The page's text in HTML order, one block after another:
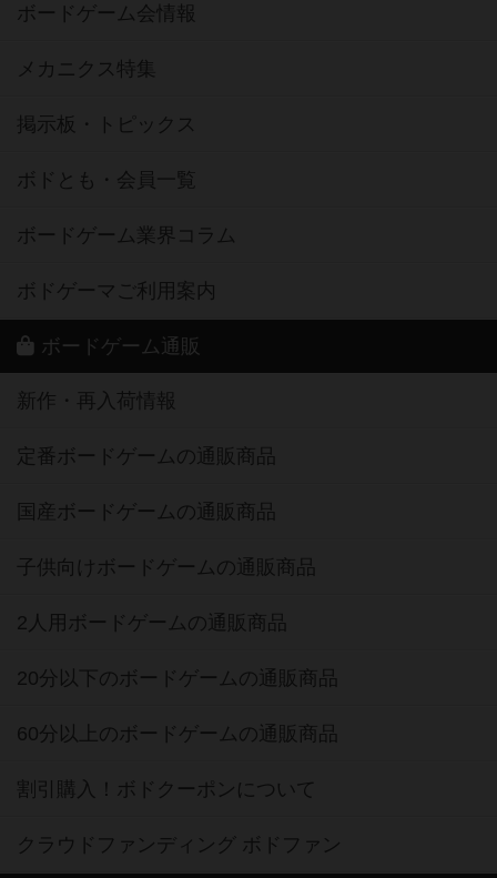
ボードゲーム会情報
メカニクス特集
掲示板・トピックス
ボドとも・会員一覧
ボードゲーム業界コラム
ボドゲーマご利用案内
ボードゲーム通販
新作・再入荷情報
定番ボードゲームの通販商品
国産ボードゲームの通販商品
子供向けボードゲームの通販商品
2人用ボードゲームの通販商品
20分以下のボードゲームの通販商品
60分以上のボードゲームの通販商品
割引購入！ボドクーポンについて
クラウドファンディング ボドファン